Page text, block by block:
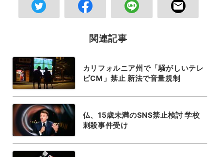
関連記事
カリフォルニア州で「騒がしいテレ
ビCM」禁止 新法で音量規制
仏、15歳未満のSNS禁止検討 学校
刺殺事件受け